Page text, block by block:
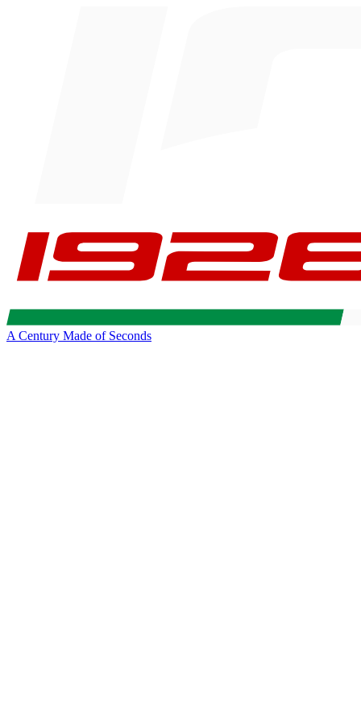
A Century Made of Seconds